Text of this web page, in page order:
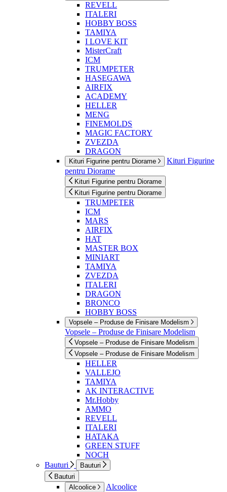
REVELL
ITALERI
HOBBY BOSS
TAMIYA
I LOVE KIT
MisterCraft
ICM
TRUMPETER
HASEGAWA
AIRFIX
ACADEMY
HELLER
MENG
FINEMOLDS
MAGIC FACTORY
ZVEZDA
DRAGON
Kituri Figurine pentru Diorame
Kituri Figurine
pentru Diorame
Kituri Figurine pentru Diorame
Kituri Figurine pentru Diorame
TRUMPETER
ICM
MARS
AIRFIX
HAT
MASTER BOX
MINIART
TAMIYA
ZVEZDA
ITALERI
DRAGON
BRONCO
HOBBY BOSS
Vopsele – Produse de Finisare Modelism
Vopsele – Produse de Finisare Modelism
Vopsele – Produse de Finisare Modelism
Vopsele – Produse de Finisare Modelism
HELLER
VALLEJO
TAMIYA
AK INTERACTIVE
Mr.Hobby
AMMO
REVELL
ITALERI
HATAKA
GREEN STUFF
NOCH
Bauturi
Bauturi
Bauturi
Alcoolice
Alcoolice